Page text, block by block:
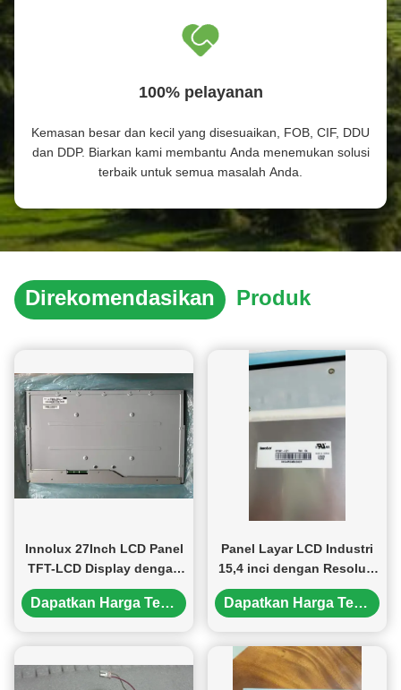
100% pelayanan
Kemasan besar dan kecil yang disesuaikan, FOB, CIF, DDU
dan DDP. Biarkan kami membantu Anda menemukan solusi
terbaik untuk semua masalah Anda.
Direkomendasikan Produk
Innolux 27Inch LCD Panel
TFT-LCD Display dengan
Resolusi 2560×1440Pixels
350CD/M2 Kecerahan dan
Dapatkan Harga Terbaik
Panel Layar LCD Industri
15,4 inci dengan Resolusi
XGA 1280x800 piksel
Kecerahan 450cd/m2 dan
Dapatkan Harga Terbaik